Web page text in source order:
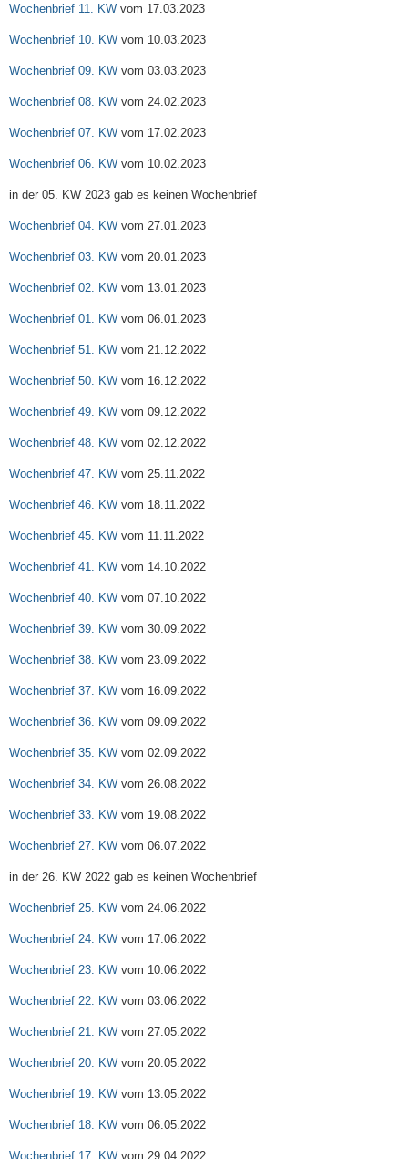
Wochenbrief 11. KW vom 17.03.2023
Wochenbrief 10. KW vom 10.03.2023
Wochenbrief 09. KW vom 03.03.2023
Wochenbrief 08. KW vom 24.02.2023
Wochenbrief 07. KW vom 17.02.2023
Wochenbrief 06. KW vom 10.02.2023
in der 05. KW 2023 gab es keinen Wochenbrief
Wochenbrief 04. KW vom 27.01.2023
Wochenbrief 03. KW vom 20.01.2023
Wochenbrief 02. KW vom 13.01.2023
Wochenbrief 01. KW vom 06.01.2023
Wochenbrief 51. KW vom 21.12.2022
Wochenbrief 50. KW vom 16.12.2022
Wochenbrief 49. KW vom 09.12.2022
Wochenbrief 48. KW vom 02.12.2022
Wochenbrief 47. KW vom 25.11.2022
Wochenbrief 46. KW vom 18.11.2022
Wochenbrief 45. KW vom 11.11.2022
Wochenbrief 41. KW vom 14.10.2022
Wochenbrief 40. KW vom 07.10.2022
Wochenbrief 39. KW vom 30.09.2022
Wochenbrief 38. KW vom 23.09.2022
Wochenbrief 37. KW vom 16.09.2022
Wochenbrief 36. KW vom 09.09.2022
Wochenbrief 35. KW vom 02.09.2022
Wochenbrief 34. KW vom 26.08.2022
Wochenbrief 33. KW vom 19.08.2022
Wochenbrief 27. KW vom 06.07.2022
in der 26. KW 2022 gab es keinen Wochenbrief
Wochenbrief 25. KW vom 24.06.2022
Wochenbrief 24. KW vom 17.06.2022
Wochenbrief 23. KW vom 10.06.2022
Wochenbrief 22. KW vom 03.06.2022
Wochenbrief 21. KW vom 27.05.2022
Wochenbrief 20. KW vom 20.05.2022
Wochenbrief 19. KW vom 13.05.2022
Wochenbrief 18. KW vom 06.05.2022
Wochenbrief 17. KW vom 29.04.2022